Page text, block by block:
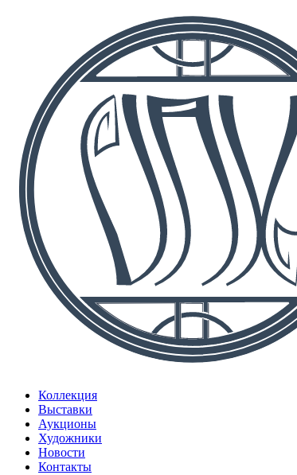
Коллекция
Выставки
Аукционы
Художники
Новости
Контакты